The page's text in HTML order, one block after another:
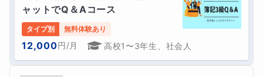
ャットでQ＆Aコース
タイプ別 無料体験あり
12,000円/月 高校1〜3年生、社会人